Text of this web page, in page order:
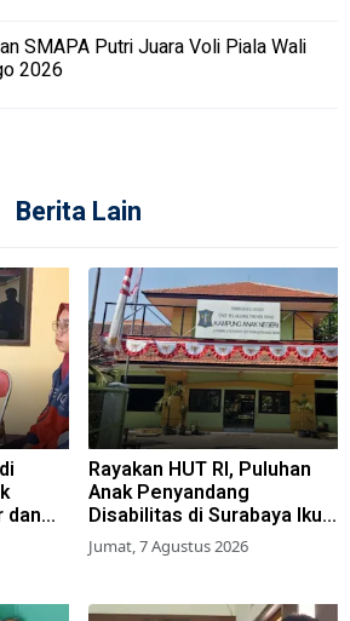
SMAPA Putri Juara Voli Piala Wali
2026
Berita Lain
dan
Rayakan HUT RI, Puluhan
Anak Penyandang
Disabilitas di Surabaya Ikuti
Beragam Lomba
Jumat, 7 Agustus 2026